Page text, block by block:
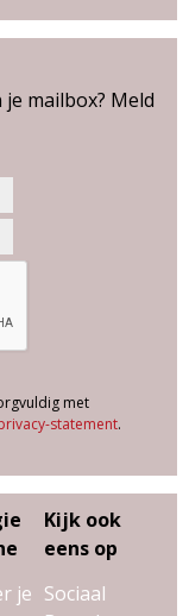
mailbox? Meld
met
statement.
je
Kijk ook
eens op
Sociaal